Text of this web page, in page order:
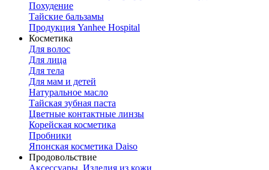
Похудение
Тайские бальзамы
Продукция Yanhee Hospital
Косметика
Для волос
Для лица
Для тела
Для мам и детей
Натуральное масло
Тайская зубная паста
Цветные контактные линзы
Корейская косметика
Пробники
Японская косметика Daiso
Продовольствие
Аксессуары. Изделия из кожи